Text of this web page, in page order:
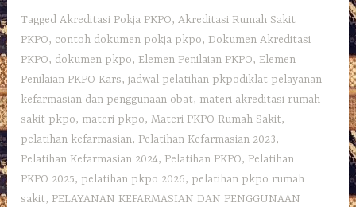
TaggedAkreditasi Pokja PKPO,Akreditasi Rumah Sakit
PKPO, contoh dokumen pokja pkpo,Dokumen Akreditasi
PKPO, dokumen pkpo, Elemen Penilaian PKPO, Elemen
Penilaian PKPO Kars,jadwal pelatihan pkpodiklat pelayanan
kefarmasian dan penggunaan obat, materi akreditasi rumah
sakit pkpo, materi pkpo,Materi PKPO Rumah Sakit,
pelatihan kefarmasian, Pelatihan Kefarmasian 2023,
Pelatihan Kefarmasian 2024, Pelatihan PKPO, Pelatihan
PKPO 2025, pelatihan pkpo 2026, pelatihan pkpo rumah
sakit, PELAYANAN KEFARMASIAN DAN PENGGUNAAN